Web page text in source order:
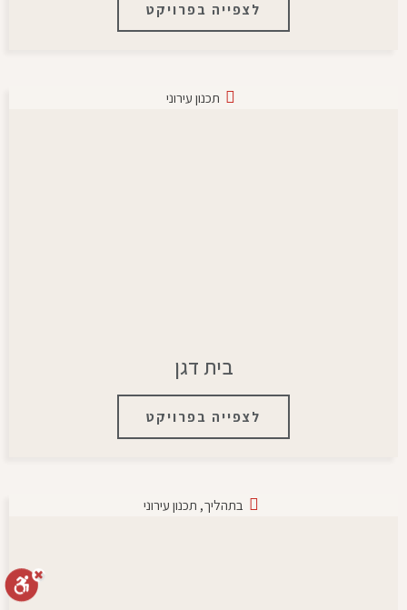
לצפייה בפרויקט
תכנון עירוני
בית דגן
לצפייה בפרויקט
בתהליך, תכנון עירוני